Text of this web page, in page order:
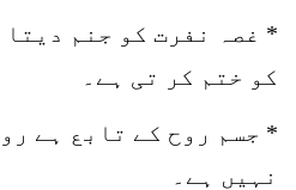
* غصہ نفرت کو جنم
کو ختم کر تی ہے۔
* جسم روح کے تابع ہے
نہیں ہے۔